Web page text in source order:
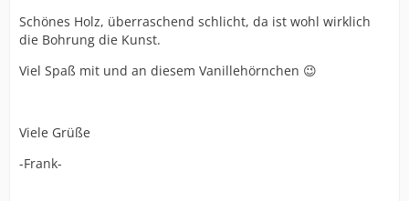
Schönes Holz, überraschend schlicht, da ist wohl wirklich
die Bohrung die Kunst.
Viel Spaß mit und an diesem Vanillehörnchen 😉
Viele Grüße
-Frank-